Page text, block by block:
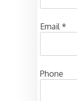
Email*
Phone